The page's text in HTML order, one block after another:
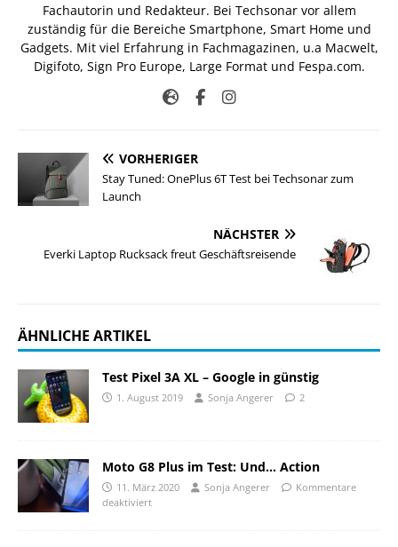
Fachautorin und Redakteur. Bei Techsonar vor allem
zuständig für die Bereiche Smartphone, Smart Home und
Gadgets. Mit viel Erfahrung in Fachmagazinen, u.a Macwelt,
Digifoto, Sign Pro Europe, Large Format und Fespa.com.
VORHERIGER
Stay Tuned: OnePlus 6T Test bei Techsonar zum
Launch
NÄCHSTER
Everki Laptop Rucksack freut Geschäftsreisende
ÄHNLICHE ARTIKEL
Test Pixel 3A XL – Google in günstig
1. August 2019 Sonja Angerer 2
Moto G8 Plus im Test: Und… Action
11. März 2020 Sonja Angerer
Kommentare
deaktiviert